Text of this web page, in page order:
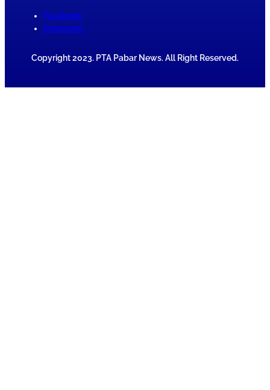
Facebook
Instagram
Copyright 2023. PTA Pabar News. All Right Reserved.